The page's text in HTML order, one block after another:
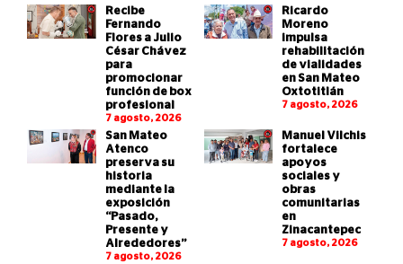
Recibe
Fernando
Flores a Julio
César Chávez
para
promocionar
función de box
profesional
7 agosto, 2026
Ricardo
Moreno
impulsa
rehabilitación
de vialidades
en San Mateo
Oxtotitlán
7 agosto, 2026
San Mateo
Atenco
preserva su
historia
mediante la
exposición
“Pasado,
Presente y
Alrededores”
7 agosto, 2026
Manuel Vilchis
fortalece
apoyos
sociales y
obras
comunitarias
en
Zinacantepec
7 agosto, 2026